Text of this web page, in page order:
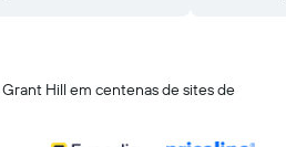
Hill em centenas de sites de